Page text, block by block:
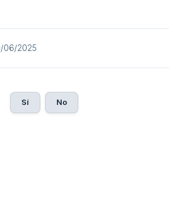
06/2025
Sí No